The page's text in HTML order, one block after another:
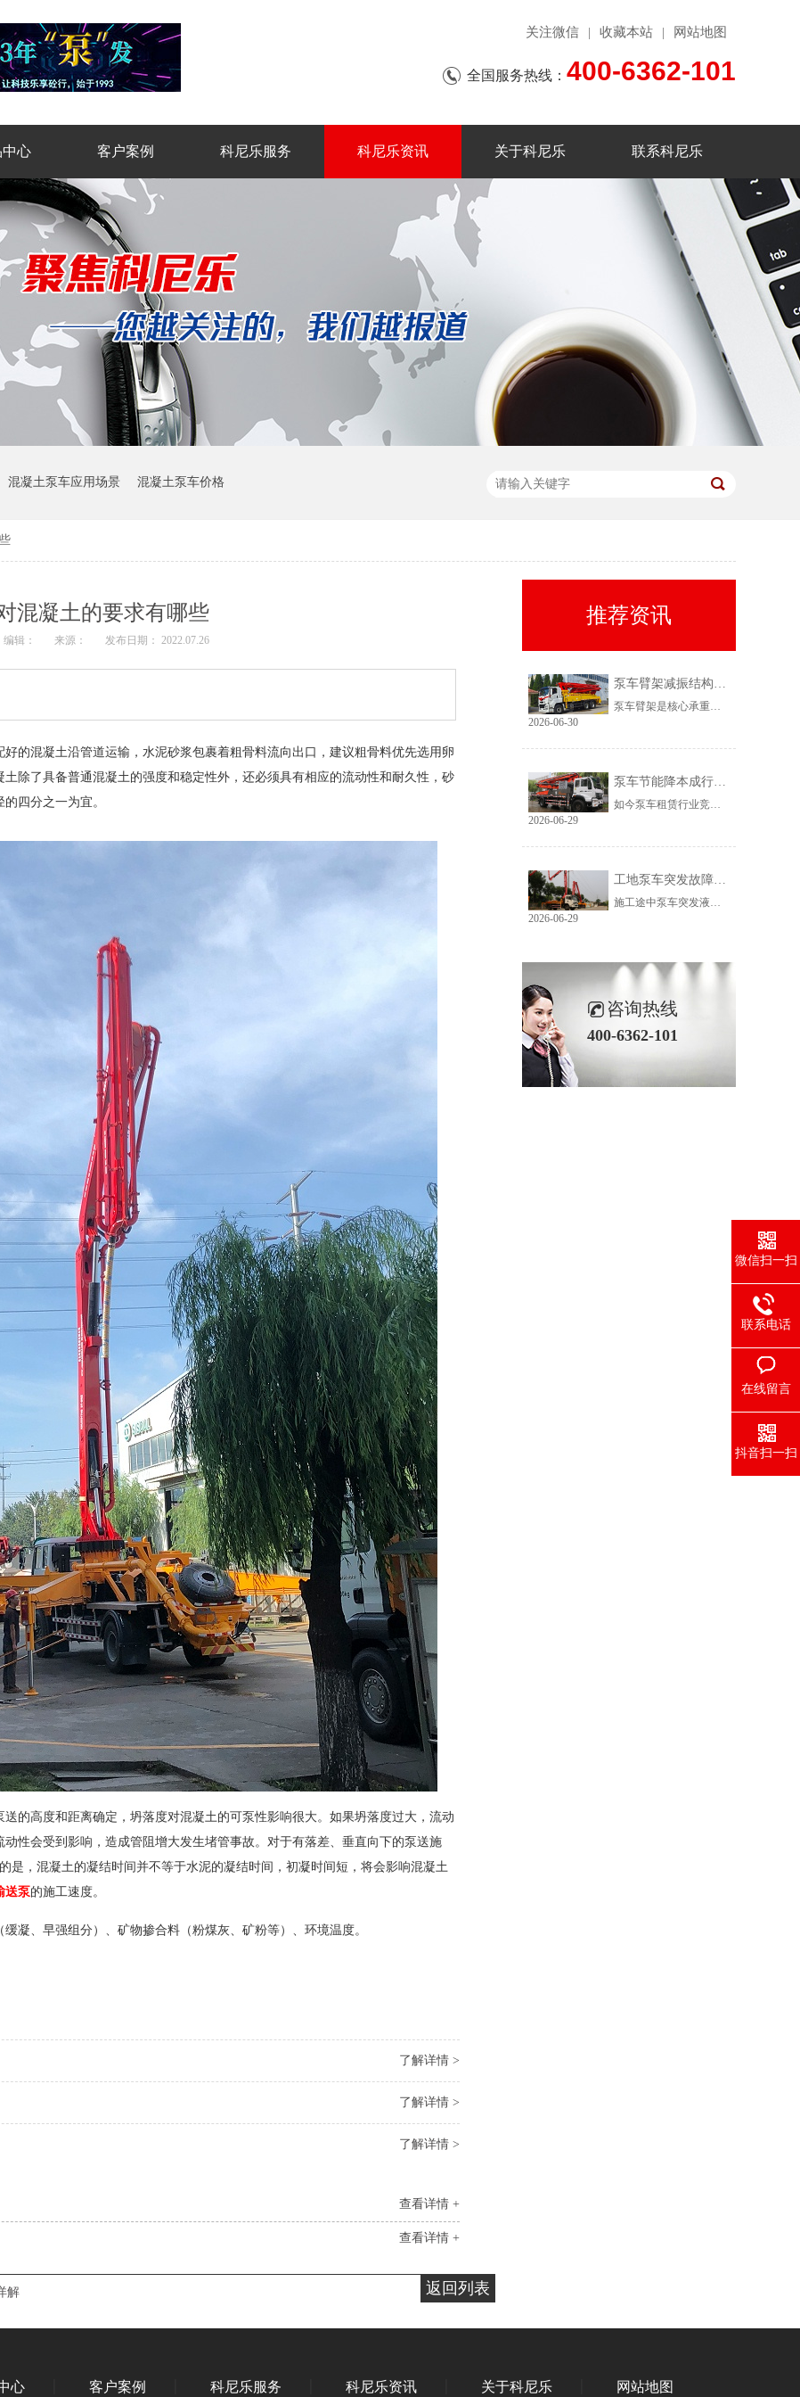
关注微信 收藏本站 网站地图
全国服务热线： 400-6362-101
中心 客户案例 科尼乐服务 科尼乐资讯 关于科尼乐 联系科尼乐
混凝土泵车应用场景 混凝土泵车价格
混凝土的要求有哪些
编辑： 来源： 发布日期： 2022.07.26
的混凝土沿管道运输，水泥砂浆包裹着粗骨料流向出口，建议粗骨料优先选用卵
除了具备普通混凝土的强度和稳定性外，还必须具有相应的流动性和耐久性，砂
四分之一为宜。
高度和距离确定，坍落度对混凝土的可泵性影响很大。如果坍落度过大，流动
性会受到影响，造成管阻增大发生堵管事故。对于有落差、垂直向下的泵送施
是，混凝土的凝结时间并不等于水泥的凝结时间，初凝时间短，将会影响混凝土
送泵的施工速度。
、早强组分）、矿物掺合料（粉煤灰、矿粉等）、环境温度。
了解详情 >
了解详情 >
了解详情 >
查看详情 +
查看详情 +
返回列表
解
推荐资讯
泵车臂架减振结构作用是什么
泵车臂架是核心承重与作业部件，也是最易出现损耗的结构。很多老旧泵车存在臂架抖动剧烈、浇筑点位跑偏、焊缝易开裂、管路频繁破损等问题，核心根源就是缺少专业减振结构。多数从业者忽视减振结构的重要性，导致设备维修成本高、施工精度差、使用寿命大幅缩短。弄懂臂架减振结构的核心作用，就能避开设备选购误区，科尼乐全系泵车搭载升级款连杆减振结构，从多维度优化臂架作业性能。
2026-06-30
泵车节能降本成行业趋势，轻量化泵车燃油控制原理
如今泵车租赁行业竞争加剧，燃油开销是常年占比最高的运营成本，高频跨场地转场、长时间怠速作业，让不少从业者利润被油耗持续蚕食。轻量化是当下行业公认的节能方案，但多数人只知道轻车省油，并不清楚减重实现节油的底层原理。弄懂自重与油耗的关联逻辑，再选择经过轻量化结构优化的机型，就能长期压缩燃油支出，科尼乐全系列主流泵车依托高强钢轻量化工艺，从结构源头实现燃油降耗。
2026-06-29
工地泵车突发故障停工？靠谱售后体系如何甄别
施工途中泵车突发液压、管路、臂架故障，一旦维修响应慢、配件调配滞后，单日台班收入直接清零，还会耽误整栋楼栋浇筑进度。不少采购者购机时只对比设备价格，忽略售后配套能力，等到设备故障陷入停工损失才追悔莫及。想要避开售后短板带来的经营风险，需要理清劣质售后普遍存在的问题，掌握甄别优质售后的核心标准，科尼乐搭建全国一体化售后服务网络，针对工地突发停机问题形成完整配套解决方案。
2026-06-29
咨询热线
400-6362-101
心 客户案例 科尼乐服务 科尼乐资讯 关于科尼乐 网站地图
微信扫一扫
联系电话
在线留言
抖音扫一扫